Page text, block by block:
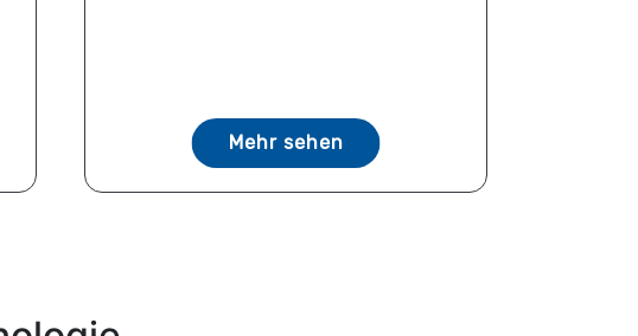
Mehr sehen